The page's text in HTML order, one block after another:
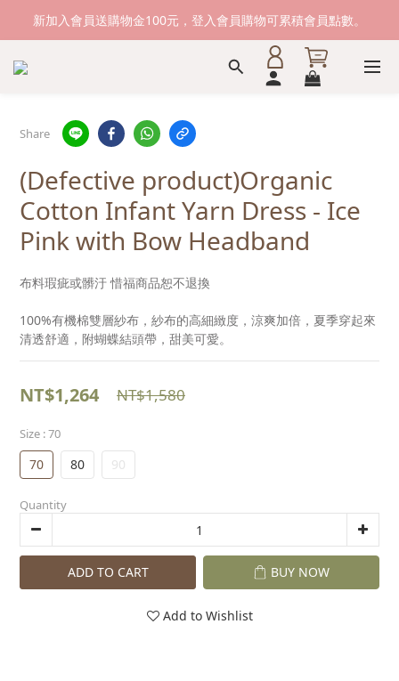
新加入會員送購物金100元，登入會員購物可累積會員點數。
新加入會員送購物金100元，登入會員購物可累積會員點數。
滿1500元免運費。 滿2000元，貨到付款免運。
Share
(Defective product)Organic
Cotton Infant Yarn Dress - Ice
Pink with Bow Headband
布料瑕疵或髒汙 惜福商品恕不退換
100%有機棉雙層紗布，紗布的高細緻度，涼爽加倍，夏季穿起來
清透舒適，附蝴蝶結頭帶，甜美可愛。
NT$1,264 NT$1,580
Size : 70
70 80 90
Quantity
ADD TO CART BUY NOW
Add to Wishlist